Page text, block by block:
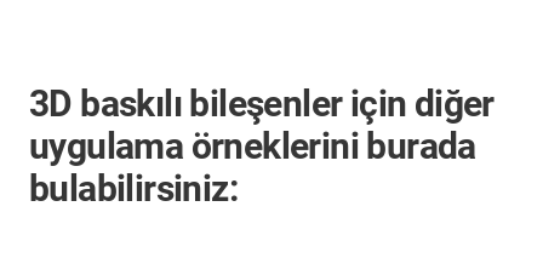
3D baskılı bileşenler için diğer
uygulama örneklerini burada
bulabilirsiniz: